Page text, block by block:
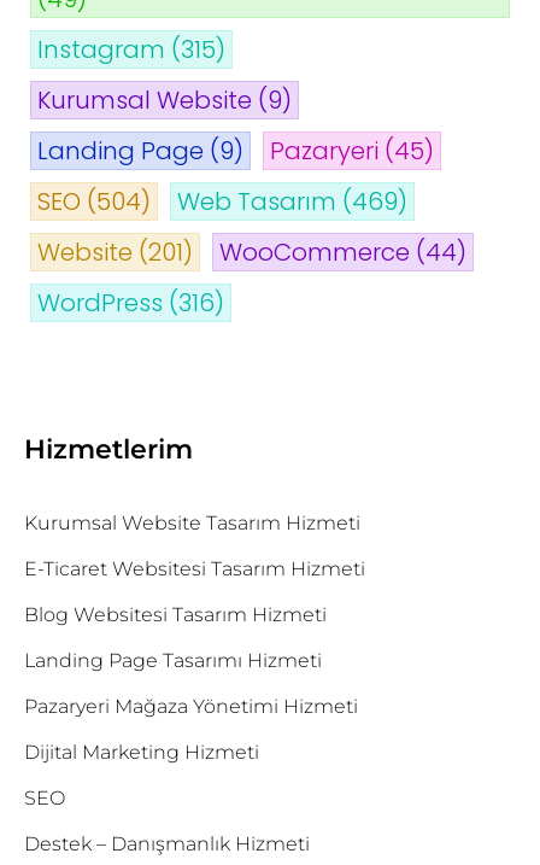
Instagram (315)
Kurumsal Website (9)
Landing Page (9) Pazaryeri (45)
SEO (504) Web Tasarım (469)
Website (201) WooCommerce (44)
WordPress (316)
Hizmetlerim
Kurumsal Website Tasarım Hizmeti
E-Ticaret Websitesi Tasarım Hizmeti
Blog Websitesi Tasarım Hizmeti
Landing Page Tasarımı Hizmeti
Pazaryeri Mağaza Yönetimi Hizmeti
Dijital Marketing Hizmeti
SEO
Destek – Danışmanlık Hizmeti